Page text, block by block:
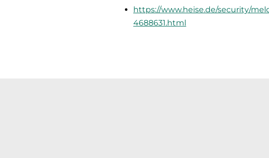
https://www.heise.de/security/
4688631.html